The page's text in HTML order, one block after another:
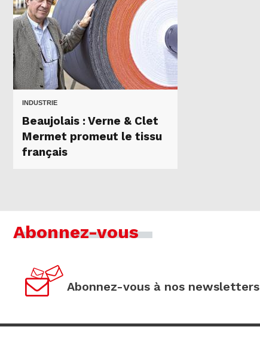
INDUSTRIE
Beaujolais : Verne & Clet
Mermet promeut le tissu
français
Abonnez-vous
Abonnez-vous à nos newsletters